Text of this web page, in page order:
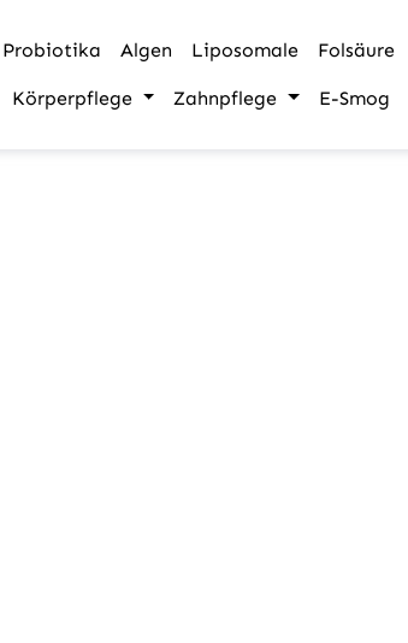
Probiotika Algen Liposomale Folsäure
Körperpflege Zahnpflege E-Smog